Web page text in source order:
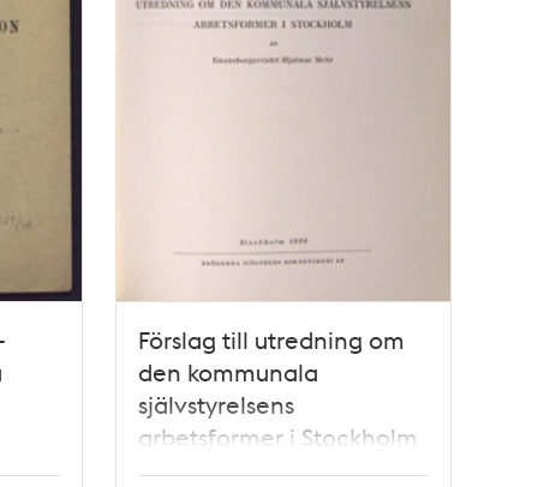
Förslag till utredning om
den kommunala
självstyrelsens
arbetsformer i Stockholm